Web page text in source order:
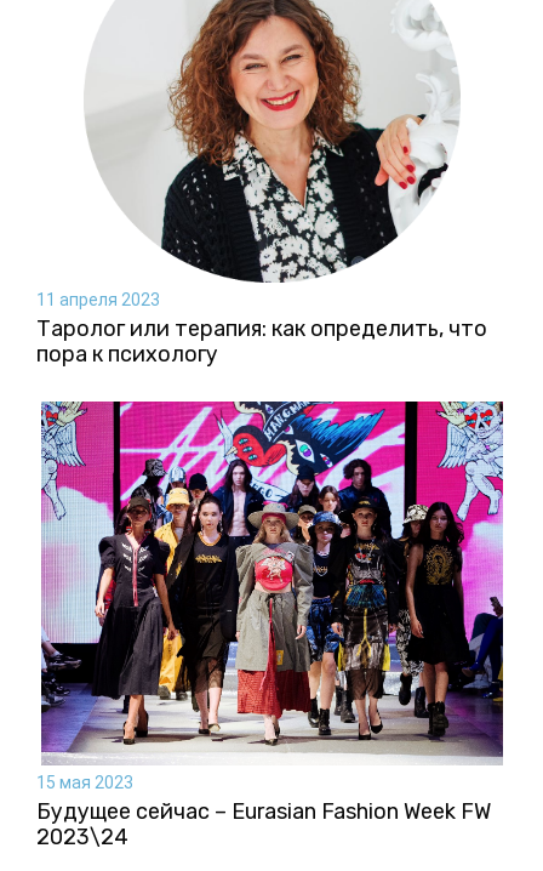
11 апреля 2023
Таролог или терапия: как определить, что
пора к психологу
15 мая 2023
Будущее сейчас – Eurasian Fashion Week FW
2023\24